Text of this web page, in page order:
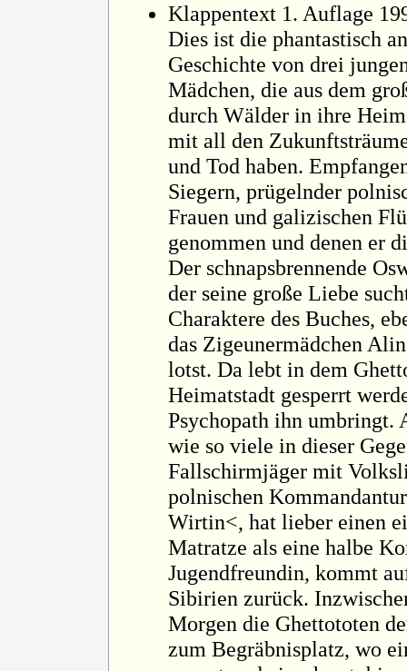
Klappentext 1. Auflage
Dies ist die phantastisch
Geschichte von drei
Mädchen, die aus dem
durch Wälder in ihre
mit all den
und Tod haben.
Siegern, prügelnder
Frauen und galizischen
genommen und denen er
Der schnapsbrennende
der seine große Liebe
Charaktere des Buches,
das Zigeunermädchen
lotst. Da lebt in dem
Heimatstadt gesperrt
Psychopath ihn umbringt.
wie so viele in dieser
Fallschirmjäger mit
polnischen
Wirtin<, hat lieber einen
Matratze als eine halbe
Jugendfreundin, kommt
Sibirien zurück.
Morgen die Ghettototen
zum Begräbnisplatz, wo